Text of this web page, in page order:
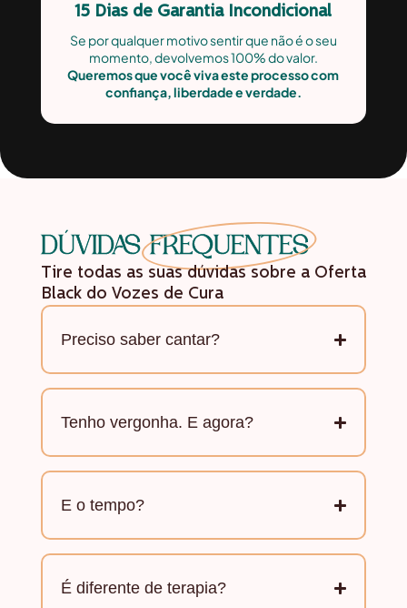
15 Dias de Garantia Incondicional
Se por qualquer motivo sentir que não é o seu
momento, devolvemos 100% do valor.
Queremos que você viva este processo com
confiança, liberdade e verdade.
DÚVIDASFREQUENTES
Tire todas as suas dúvidas sobre a Oferta
Black do Vozes de Cura
Preciso saber cantar?
Tenho vergonha. E agora?
E o tempo?
É diferente de terapia?